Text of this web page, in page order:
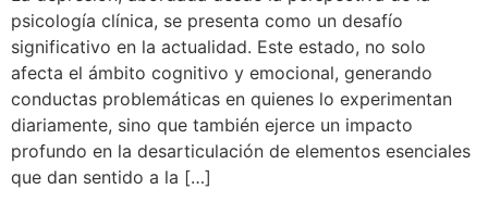
psicología clínica, se presenta como un desafío
significativo en la actualidad. Este estado, no solo
afecta el ámbito cognitivo y emocional, generando
conductas problemáticas en quienes lo experimentan
diariamente, sino que también ejerce un impacto
profundo en la desarticulación de elementos esenciales
que dan sentido a la […]